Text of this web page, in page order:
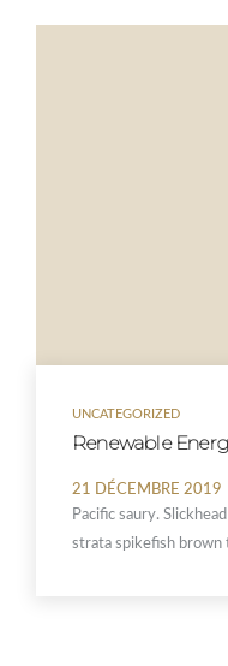
UNCATEGORIZED
Renewable
21 DÉCEMBRE 2019
Pacific saury.
strata spikefish brown